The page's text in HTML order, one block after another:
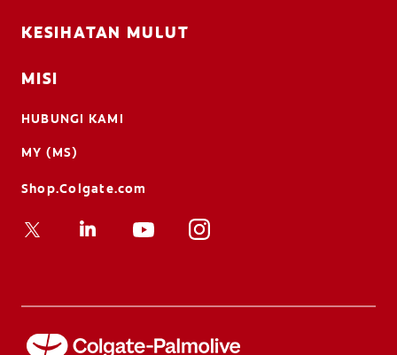
KESIHATAN MULUT
MISI
HUBUNGI KAMI
MY (MS)
Shop.Colgate.com